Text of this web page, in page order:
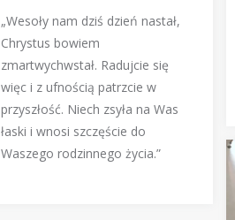
„Wesoły nam dziś dzień nastał,
Chrystus bowiem
zmartwychwstał. Radujcie się
więc i z ufnością patrzcie w
przyszłość. Niech zsyła na Was
łaski i wnosi szczęście do
Waszego rodzinnego życia.”